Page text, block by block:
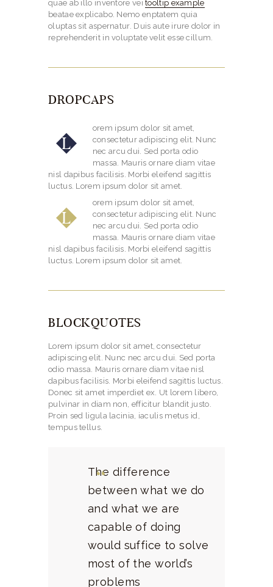
quae ab illo inventore veitooltip example
beatae explicabo. Nemo enptatem quia
oluptas sit aspernatur. Duis aute irure dolor in
reprehenderit in voluptate velit esse cillum.
DROPCAPS
L
orem ipsum dolor sit amet,
consectetur adipiscing elit. Nunc
nec arcu dui. Sed porta odio
massa. Mauris ornare diam vitae
nisl dapibus facilisis. Morbi eleifend sagittis
luctus. Lorem ipsum dolor sit amet.
L
orem ipsum dolor sit amet,
consectetur adipiscing elit. Nunc
nec arcu dui. Sed porta odio
massa. Mauris ornare diam vitae
nisl dapibus facilisis. Morbi eleifend sagittis
luctus. Lorem ipsum dolor sit amet.
BLOCKQUOTES
Lorem ipsum dolor sit amet, consectetur
adipiscing elit. Nunc nec arcu dui. Sed porta
odio massa. Mauris ornare diam vitae nisl
dapibus facilisis. Morbi eleifend sagittis luctus.
Donec sit amet imperdiet ex. Ut lorem libero,
pulvinar in diam non, efficitur blandit justo.
Proin sed ligula lacinia, iaculis metus id,
tempus tellus.
The difference
between what we do
and what we are
capable of doing
would suffice to solve
most of the world’s
problems